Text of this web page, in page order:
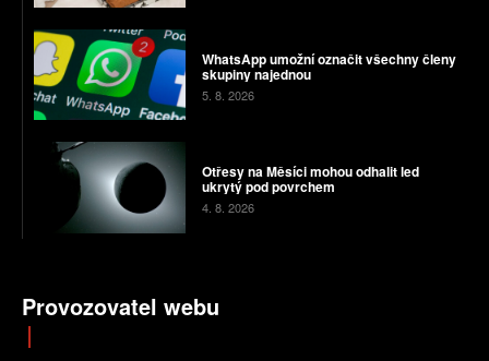
WhatsApp umožní označit všechny členy
skupiny najednou
5. 8. 2026
Otřesy na Měsíci mohou odhalit led
ukrytý pod povrchem
4. 8. 2026
Provozovatel webu